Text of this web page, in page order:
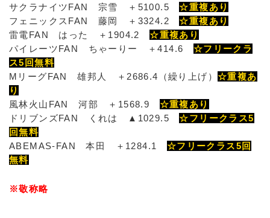
サクラナイツFAN 宗雪 ＋5100.5☆重複あり
フェニックスFAN 藤岡 ＋3324.2☆重複あり
雷電FAN はった ＋1904.2☆重複あり
パイレーツFAN ちゃーりー ＋414.6 ☆フリークラ
ス5回無料
MリーグFAN 雄邦人 ＋2686.4（繰り上げ） ☆重複あ
り
風林火山FAN 河部 ＋1568.9 ☆重複あり
ドリブンズFAN くれは ▲1029.5☆フリークラス5
回無料
ABEMAS-FAN 本田 ＋1284.1 ☆フリークラス5回
無料
※敬称略